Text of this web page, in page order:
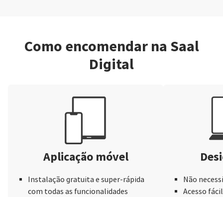
Como encomendar na Saal
Digital
Aplicação móvel
Instalação gratuita e super-rápida
com todas as funcionalidades
Não
Acesso